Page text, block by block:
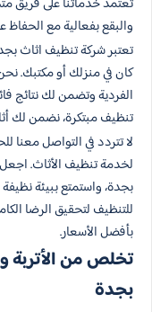
والبقع بفعالية مع
تعتبر شركة تنظيف اثاث
كان في منزلك أو مكتبك.
الفردية وتضمن لك نتائج
تنظيف مبتكرة، نضمن لك
لا تتردد في التواصل
لخدمة تنظيف الأثاث.
بجدة، واستمتع ببيئة
للتنظيف لتحقيق الرضا
بأفضل الأسعار.
تخلص من الأتربة
بجدة